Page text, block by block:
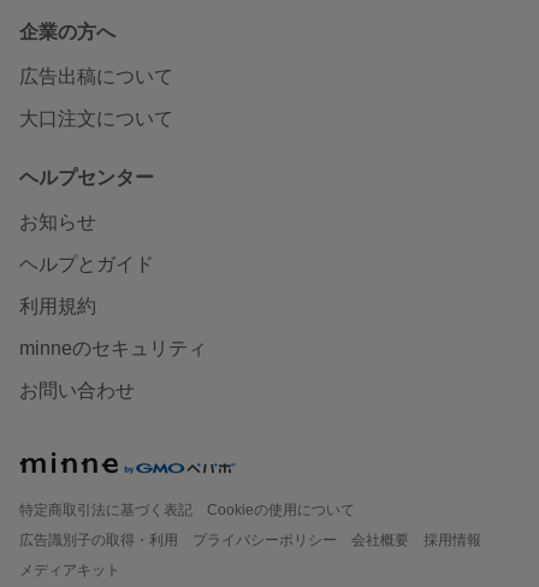
企業の方へ
広告出稿について
大口注文について
ヘルプセンター
お知らせ
ヘルプとガイド
利用規約
minneのセキュリティ
お問い合わせ
特定商取引法に基づく表記
Cookieの使用について
広告識別子の取得・利用
プライバシーポリシー 会社概要
採用情報
メディアキット